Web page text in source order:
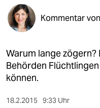
öko
gesellschaft
kultur
sport
berlin
Kommentar von
Warum lange
Behörden
können.
18.2.2015 9:33 Uhr